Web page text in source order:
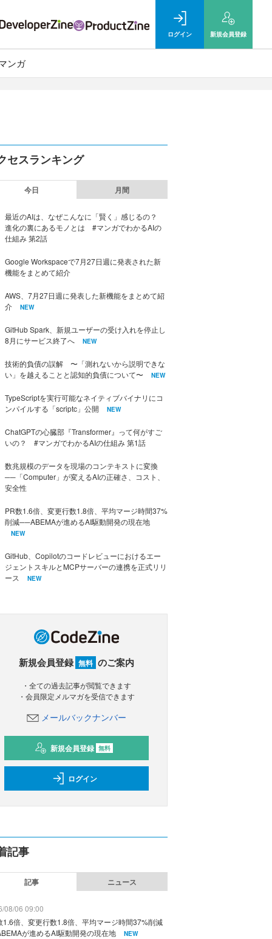
ログイン 新規会員登録
ンガ
セスランキング
今日 月間
最近のAIは、なぜこんなに「賢く」感じるの？
進化の裏にあるモノとは #マンガでわかるAIの
仕組み 第2話
Google Workspaceで7月27日週に発表された新
機能をまとめて紹介
AWS、7月27日週に発表した新機能をまとめて紹
介
NEW
GitHub Spark、新規ユーザーの受け入れを停止し
8月にサービス終了へ
NEW
技術的負債の誤解 〜「測れないから説明できな
い」を越えることと認知的負債について〜
NEW
TypeScriptを実行可能なネイティブバイナリにコ
ンパイルする「scriptc」公開
NEW
ChatGPTの心臓部『Transformer』って何がすご
いの？ #マンガでわかるAIの仕組み 第1話
数兆規模のデータを現場のコンテキストに変換
──「Computer」が変えるAIの正確さ、コスト、
安全性
PR数1.6倍、変更行数1.8倍、平均マージ時間37%
削減──ABEMAが進めるAI駆動開発の現在地
NEW
GitHub、Copilotのコードレビューにおけるエー
ジェントスキルとMCPサーバーの連携を正式リリ
ース
NEW
新規会員登録 無料 のご案内
・全ての過去記事が閲覧できます
・会員限定メルマガを受信できます
メールバックナンバー
新規会員登録 無料
ログイン
記事
記事 ニュース
08/06 09:00
1.6倍、変更行数1.8倍、平均マージ時間37%削減
が進めるAI駆動開発の現在地
NEW